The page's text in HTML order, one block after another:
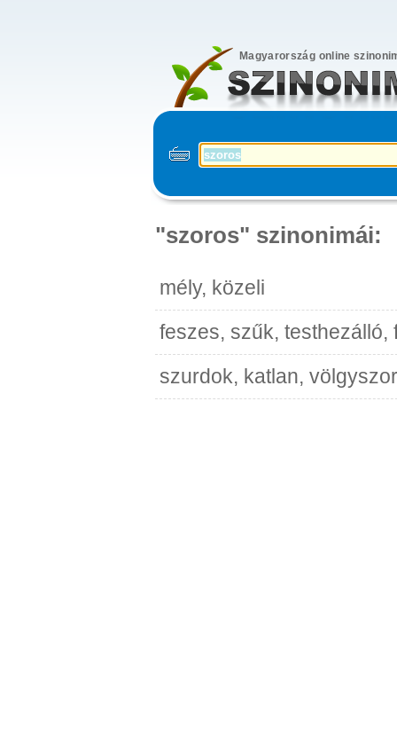
Magyarország online
"szoros" szinonimái:
mély, közeli
feszes, szűk, testhezálló,
szurdok, katlan,